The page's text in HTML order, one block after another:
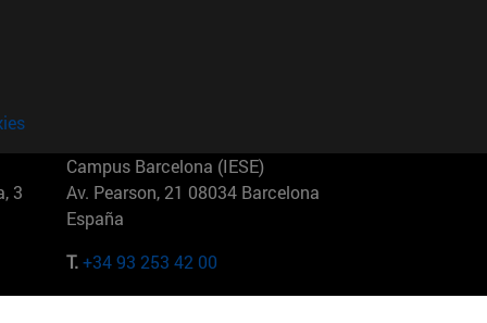
3
Campus Barcelona (IESE)
Av. Pearson, 21 08034 Barcelona
España
T.+34 93 253 42 00